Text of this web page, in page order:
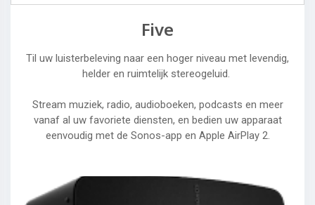
Five
Til uw luisterbeleving naar een hoger niveau met levendig,
helder en ruimtelijk stereogeluid.
Stream muziek, radio, audioboeken, podcasts en meer
vanaf al uw favoriete diensten, en bedien uw apparaat
eenvoudig met de Sonos-app en Apple AirPlay 2.